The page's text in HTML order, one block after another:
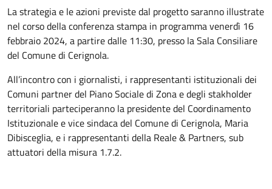
La strategia e le azioni previste dal progetto saranno illustrate
nel corso della conferenza stampa in programma venerdì 16
febbraio 2024, a partire dalle 11:30, presso la Sala Consiliare
del Comune di Cerignola.
All’incontro con i giornalisti, i rappresentanti istituzionali dei
Comuni partner del Piano Sociale di Zona e degli stakholder
territoriali parteciperanno la presidente del Coordinamento
Istituzionale e vice sindaca del Comune di Cerignola, Maria
Dibisceglia, e i rappresentanti della Reale & Partners, sub
attuatori della misura 1.7.2.